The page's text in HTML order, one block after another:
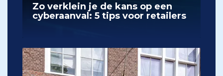
Zo verklein je de kans op een
cyberaanval: 5 tips voor retailers